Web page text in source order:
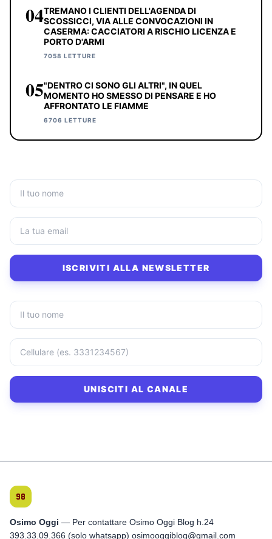
04TREMANO I CLIENTI DELL'AGENDA DI
SCOSSICCI, VIA ALLE CONVOCAZIONI IN
CASERMA: CACCIATORI A RISCHIO LICENZA E
PORTO D'ARMI
7058 LETTURE
05"DENTRO CI SONO GLI ALTRI", IN QUEL
MOMENTO HO SMESSO DI PENSARE E HO
AFFRONTATO LE FIAMME
6706 LETTURE
ISCRIVITI ALLA NEWSLETTER
UNISCITI AL CANALE
Osimo Oggi — Per contattare Osimo Oggi Blog h.24
393.33.09.366 (solo whatsapp) osimooggiblog@gmail.com